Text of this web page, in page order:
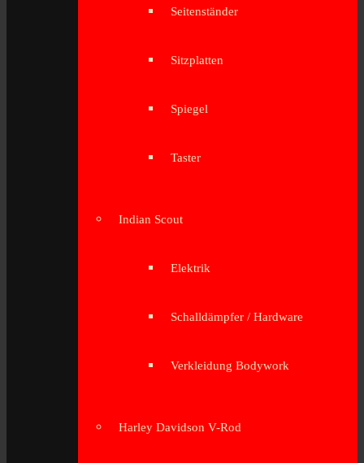
Seitenständer
Sitzplatten
Spiegel
Taster
Indian Scout
Elektrik
Schalldämpfer / Hardware
Verkleidung Bodywork
Harley Davidson V-Rod